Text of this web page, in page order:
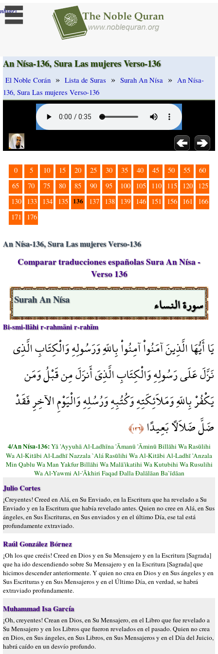
]
An Nísa-136, Sura Las mujeres Verso-136
El Noble Corán » Lista de Suras » Surah An Nísa » An Nísa-
136, Sura Las mujeres Verso-136
0 5 10 15 20 25 30 35 40 45 50 55
60
65
70 75 80 85 90 95 100 105 110 115 120
125
130
133 134 135 136 137 138 139 146 151 156 161
166
171
176
An Nísa-136, Sura Las mujeres Verso-136
Comparar traducciones españolas Sura An Nísa -
Verso 136
سورة النساء Surah An Nísa
Bi-smi-llāhi r-rahmāni r-rahīm
يَا أَيُّهَا الَّذِينَ آمَنُواْ آمِنُواْ بِاللّهِ وَرَسُولِهِ وَالْكِتَابِ الَّذِي
نَزَّلَ عَلَى رَسُولِهِ وَالْكِتَابِ الَّذِيَ أَنزَلَ مِن قَبْلُ وَمَن
يَكْفُرْ بِاللّهِ وَمَلاَئِكَتِهِ وَكُتُبِهِ وَرُسُلِهِ وَالْيَوْمِ الآخِرِ فَقَدْ
ضَلَّ ضَلاَلاً بَعِيدًا﴿١٣٦﴾
4/An Nísa-136:Yā 'Ayyuhā Al-Ladhīna 'Āmanū 'Āminū Billāhi Wa Rasūlihi
Wa Al-Kitābi Al-Ladhī Nazzala `Alá Rasūlihi Wa Al-Kitābi Al-Ladhī 'Anzala
Min Qablu Wa Man Yakfur Billāhi Wa Malā'ikatihi Wa Kutubihi Wa Rusulihi
Wa Al-Yawmi Al-'Ākhiri Faqad Đalla Đalālāan Ba`īdāan
Julio Cortes
¡Creyentes! Creed en Alá, en Su Enviado, en la Escritura que ha revelado a Su
Enviado y en la Escritura que había revelado antes. Quien no cree en Alá, en Sus
ángeles, en Sus Escrituras, en Sus enviados y en el último Día, ese tal está
profundamente extraviado.
Raúl González Bórnez
¡Oh los que creéis! Creed en Dios y en Su Mensajero y en la Escritura [Sagrada]
que ha ido descendiendo sobre Su Mensajero y en la Escritura [Sagrada] que
hicimos descender anteriormente. Y quien no crea en Dios y en Sus ángeles y en
Sus Escrituras y en Sus Mensajeros y en el Último Día, en verdad, se habrá
extraviado profundamente.
Muhammad Isa García
¡Oh, creyentes! Crean en Dios, en Su Mensajero, en el Libro que fue revelado a
Su Mensajero y en los Libros que fueron revelados en el pasado. Quien no crea
en Dios, en Sus ángeles, en Sus Libros, en Sus Mensajeros y en el Día del Juicio,
habrá caído en un desvío profundo.